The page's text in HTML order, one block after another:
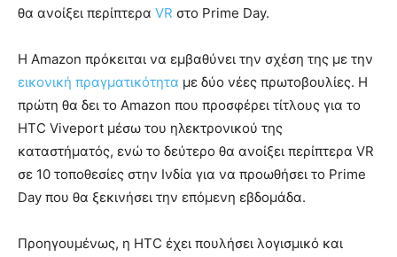
θα ανοίξει περίπτερα VR στο Prime Day.
Η Amazon πρόκειται να εμβαθύνει την σχέση της με την
εικονική πραγματικότητα με δύο νέες πρωτοβουλίες. Η
πρώτη θα δει το Amazon που προσφέρει τίτλους για το
HTC Viveport μέσω του ηλεκτρονικού της
καταστήματός, ενώ το δεύτερο θα ανοίξει περίπτερα VR
σε 10 τοποθεσίες στην Ινδία για να προωθήσει το Prime
Day που θα ξεκινήσει την επόμενη εβδομάδα.
Προηγουμένως, η HTC έχει πουλήσει λογισμικό και